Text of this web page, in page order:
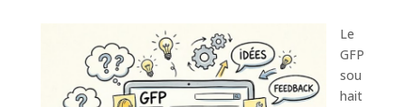
Le
GFP
sou
hait